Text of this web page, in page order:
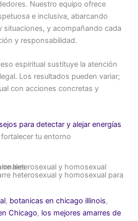
Nuestro equipo ofrece
e inclusiva, abarcando
situaciones, y acompañando cada
y responsabilidad.
espiritual sustituye la atención
Los resultados pueden variar;
con acciones concretas y
para detectar y alejar energías
tu entorno
, botanicas en chicago illinois,
Chicago, los mejores amarres de